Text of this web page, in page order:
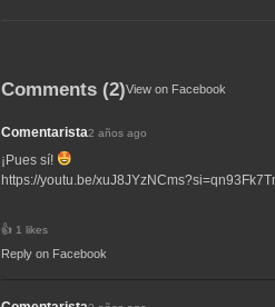
Comments (2)View on Facebook
Comentarista2 años ago
¡Pues sí!
https://youtu.be/
1 likes
Reply on Facebook